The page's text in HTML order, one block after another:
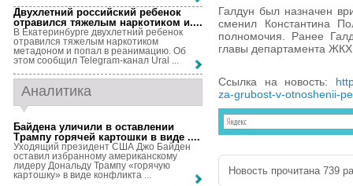
Галдун был назначен
сменил Константина
полномочия. Ранее
главы департамента
Ссылка на новость:
za-grubost-v-otnoshenii-
Новость прочитана 739
Двухлетний российский ребенок
отравился тяжелым наркотиком и....
В Екатеринбурге двухлетний ребенок
отравился тяжелым наркотиком
метадоном и попал в реанимацию. Об
этом сообщил Telegram-канал Ural ...
Аналитика
Байдена уличили в оставлении
Трампу горячей картошки в виде ....
Уходящий президент США Джо Байден
оставил избранному американскому
лидеру Дональду Трампу «горячую
картошку» в виде конфликта ...